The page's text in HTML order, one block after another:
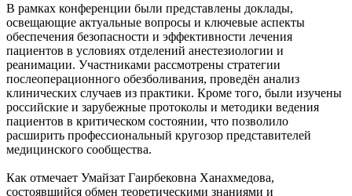
В рамках конференции были представлены доклады,
освещающие актуальные вопросы и ключевые аспекты
обеспечения безопасности и эффективности лечения
пациентов в условиях отделений анестезиологии и
реанимации. Участниками рассмотрены стратегии
послеоперационного обезболивания, проведён анализ
клинических случаев из практики. Кроме того, были изучены
российские и зарубежные протоколы и методики ведения
пациентов в критическом состоянии, что позволило
расширить профессиональный кругозор представителей
медицинского сообщества.
Как отмечает Умайзат Гаирбековна Ханахмедова,
состоявшийся обмен теоретическими знаниями и